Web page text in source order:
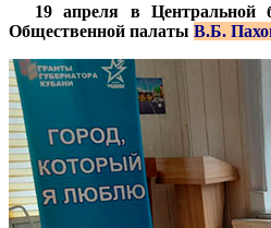
19 апреля в Центральной
Общественной палаты В.Б.